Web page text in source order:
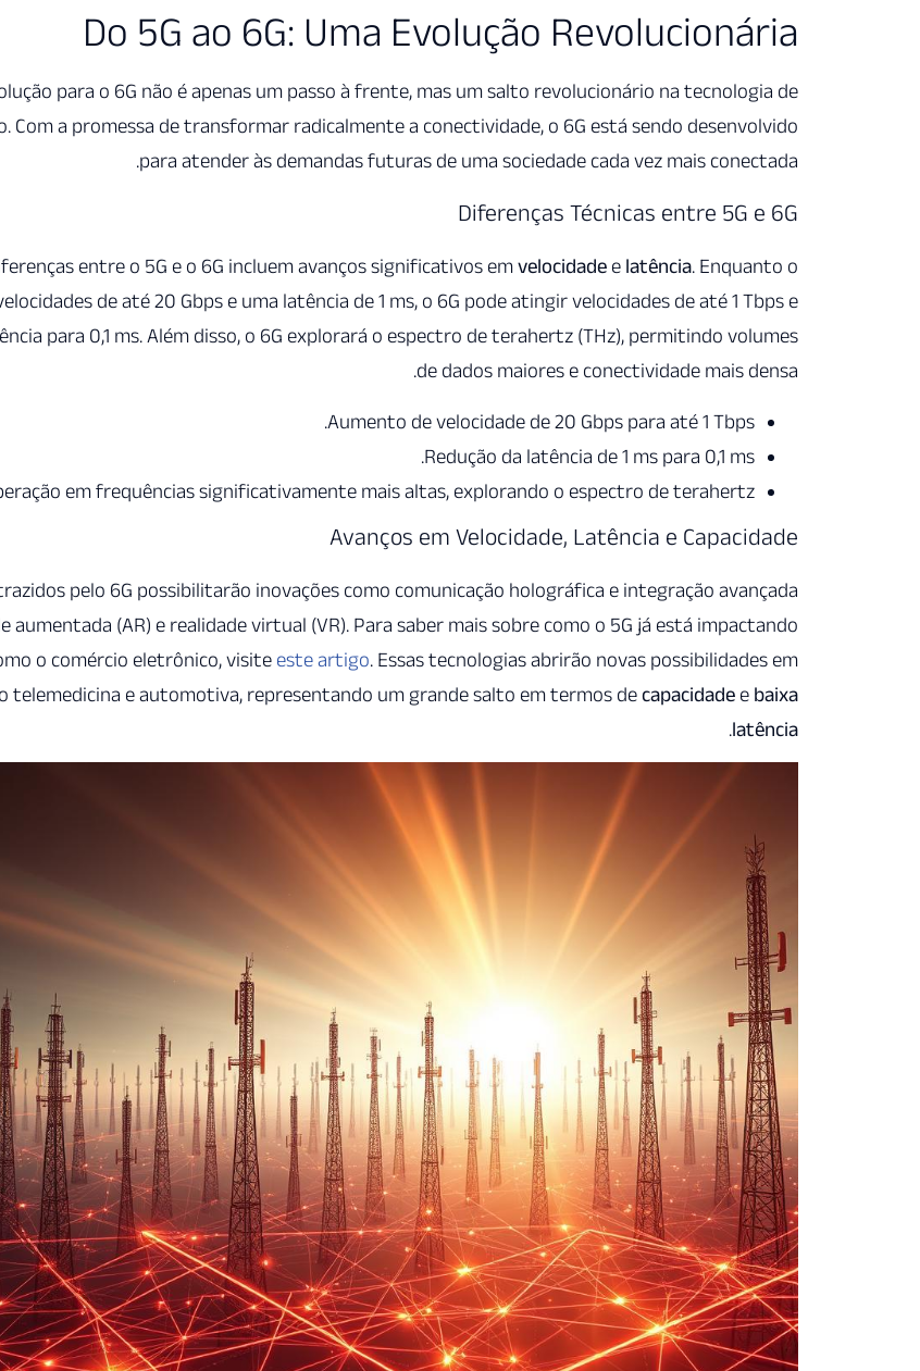
Do 5G ao 6G: Uma Evolução Revolucionária
para o 6G não é apenas um passo à frente, mas um salto revolucionário na tecnologia de
Com a promessa de transformar radicalmente a conectividade, o 6G está sendo desenvolvido
para atender às demandas futuras de uma sociedade cada vez mais conectada.
Diferenças Técnicas entre 5G e 6G
entre o 5G e o 6G incluem avanços significativos emvelocidade e latência. Enquanto o
de até 20 Gbps e uma latência de 1 ms, o 6G pode atingir velocidades de até 1 Tbps e
para 0,1 ms. Além disso, o 6G explorará o espectro de terahertz (THz), permitindo volumes
de dados maiores e conectividade mais densa.
Aumento de velocidade de 20 Gbps para até 1 Tbps.
Redução da latência de 1 ms para 0,1 ms.
em frequências significativamente mais altas, explorando o espectro de terahertz.
Avanços em Velocidade, Latência e Capacidade
pelo 6G possibilitarão inovações como comunicação holográfica e integração avançada
aumentada (AR) e realidade virtual (VR). Para saber mais sobre como o 5G já está impactando
o comércio eletrônico, visite este artigo. Essas tecnologias abrirão novas possibilidades em
telemedicina e automotiva, representando um grande salto em termos decapacidade e baixa
latência
.